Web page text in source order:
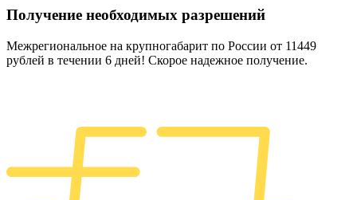
Получение необходимых разрешений
Межрегиональное на крупногабарит по России от 11449
рублей в течении 6 дней! Скорое надежное получение.